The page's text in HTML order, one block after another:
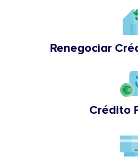
Renegociar
Crédito